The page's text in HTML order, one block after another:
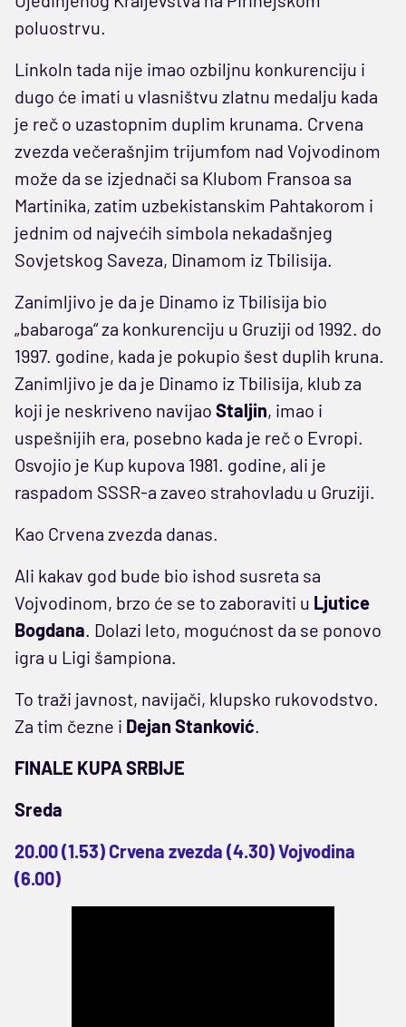
poluostrvu.
Linkoln tada nije imao ozbiljnu konkurenciju i
dugo će imati u vlasništvu zlatnu medalju kada
je reč o uzastopnim duplim krunama. Crvena
zvezda večerašnjim trijumfom nad Vojvodinom
može da se izjednači sa Klubom Fransoa sa
Martinika, zatim uzbekistanskim Pahtakorom i
jednim od najvećih simbola nekadašnjeg
Sovjetskog Saveza, Dinamom iz Tbilisija.
Zanimljivo je da je Dinamo iz Tbilisija bio
„babaroga“ za konkurenciju u Gruziji od 1992. do
1997. godine, kada je pokupio šest duplih kruna.
Zanimljivo je da je Dinamo iz Tbilisija, klub za
koji je neskriveno navijao Staljin, imao i
uspešnijih era, posebno kada je reč o Evropi.
Osvojio je Kup kupova 1981. godine, ali je
raspadom SSSR-a zaveo strahovladu u Gruziji.
Kao Crvena zvezda danas.
Ali kakav god bude bio ishod susreta sa
Vojvodinom, brzo će se to zaboraviti u Ljutice
Bogdana. Dolazi leto, mogućnost da se ponovo
igra u Ligi šampiona.
To traži javnost, navijači, klupsko rukovodstvo.
Za tim čezne i Dejan Stanković.
FINALE KUPA SRBIJE
Sreda
20.00 (1.53) Crvena zvezda (4.30) Vojvodina
(6.00)